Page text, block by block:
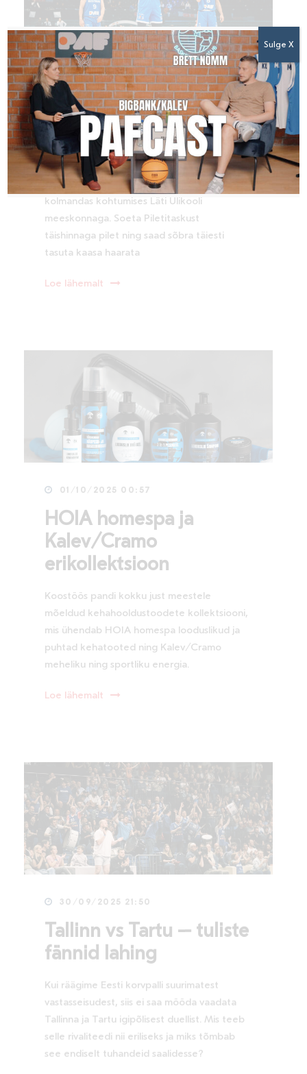
08/10/2025 13:47
Võta sõber kossu
vaatama!
Kalev/Cramo kohtub täna kell 19.00 Kalevi
spordihoones Optibet Eesti-Läti ühisliiga
kolmandas kohtumises Läti Ülikooli
meeskonnaga. Soeta Piletitaskust
täishinnaga pilet ning saad sõbra täiesti
tasuta kaasa haarata
Loe lähemalt
01/10/2025 00:57
HOIA homespa ja
Kalev/Cramo
erikollektsioon
Koostöös pandi kokku just meestele
mõeldud kehahooldustoodete kollektsiooni,
mis ühendab HOIA homespa looduslikud ja
puhtad kehatooted ning Kalev/Cramo
meheliku ning sportliku energia.
Loe lähemalt
30/09/2025 21:50
Tallinn vs Tartu – tuliste
fännid lahing
Kui räägime Eesti korvpalli suurimatest
vastasseisudest, siis ei saa mööda vaadata
Tallinna ja Tartu igipõlisest duellist. Mis teeb
selle rivaliteedi nii eriliseks ja miks tõmbab
see endiselt tuhandeid saalidesse?
Sulge X